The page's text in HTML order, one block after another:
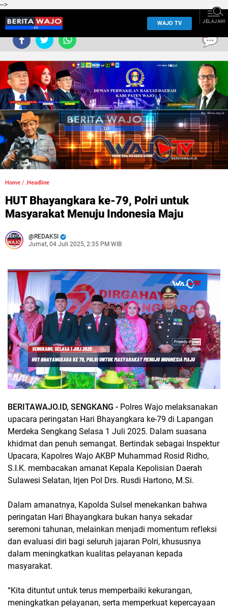
-->
WAJO TV JELAJAHI
Home / .Headline
HUT Bhayangkara ke-79, Polri untuk
Masyarakat Menuju Indonesia Maju
REDAKSI
Jumat, 04 Juli 2025, 2:35 PM WIB
BERITAWAJO.ID, SENGKANG - Polres Wajo melaksanakan
upacara peringatan Hari Bhayangkara ke-79 di Lapangan
Merdeka Sengkang Selasa 1 Juli 2025. Dalam suasana
khidmat dan penuh semangat. Bertindak sebagai Inspektur
Upacara, Kapolres Wajo AKBP Muhammad Rosid Ridho,
S.I.K. membacakan amanat Kepala Kepolisian Daerah
Sulawesi Selatan, Irjen Pol Drs. Rusdi Hartono, M.Si.
Dalam amanatnya, Kapolda Sulsel menekankan bahwa
peringatan Hari Bhayangkara bukan hanya sekadar
seremoni tahunan, melainkan menjadi momentum refleksi
dan evaluasi diri bagi seluruh jajaran Polri, khususnya
dalam meningkatkan kualitas pelayanan kepada
masyarakat.
“Kita dituntut untuk terus memperbaiki kekurangan,
meningkatkan pelayanan, serta memperkuat kepercayaan